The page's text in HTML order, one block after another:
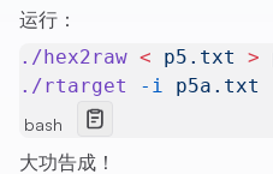
运行：
./hex2raw < p5.txt >
./rtarget
-i p5a.txt
bash
大功告成！